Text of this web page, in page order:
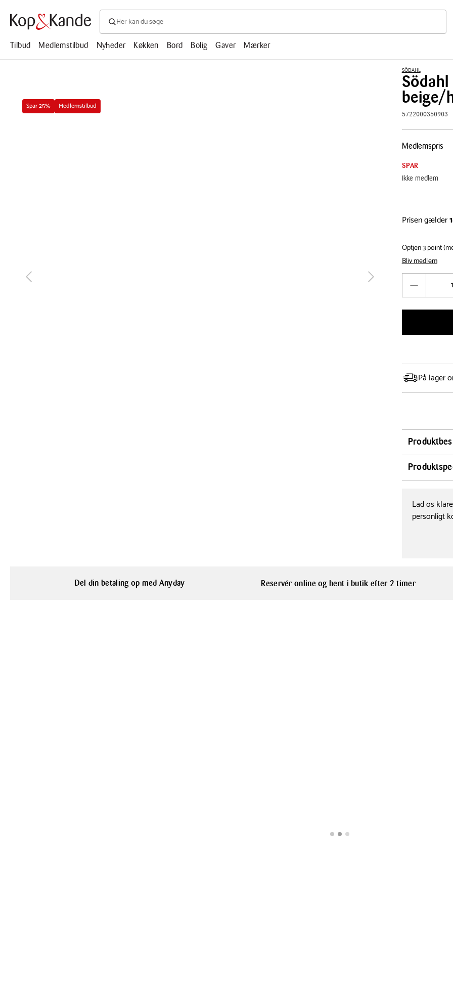
Søg efter produkter, artikler, opskrifter, mm.
Søg
efter
artikler,
Tilbud
Medlemstilbud Nyheder Køkken Bord Bolig Gaver Mærker
Spar 25% Medlemstilbud
næste tilbage
SÖDAHL
beige/
5722000350903
Pris
Medlemspris
SPAR
Ikke medlem
Prisen gælder
Optjen 3 point
Bliv medlem
På lager
Med Södahl
køkkenet.
sikrer
Brug
som gave.
Maskinvask
Bredde
Lad os
personligt
Del din betaling op med Anyday Reservér online og hent i butik efter 2 timer